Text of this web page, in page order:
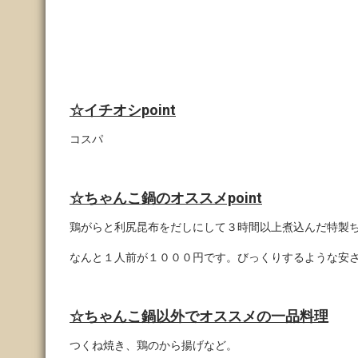
☆イチオシpoint
コスパ
☆ちゃんこ鍋のオススメpoint
鶏がらと利尻昆布をだしにして３時間以上煮込んだ特製
なんと１人前が１０００円です。びっくりするような安さ
☆ちゃんこ鍋以外でオススメの一品料理
つくね焼き、鶏のから揚げなど。